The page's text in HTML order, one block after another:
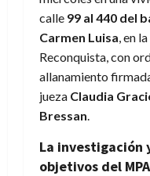
calle 99 al 440 del
Carmen Luisa , en
Reconquista, con
allanamiento
jueza Claudia
Bressan
La investigación
objetivos del MPA